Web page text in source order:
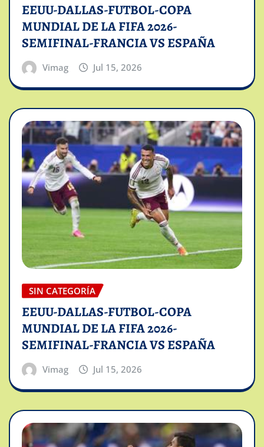
EEUU-DALLAS-FUTBOL-COPA
MUNDIAL DE LA FIFA 2026-
SEMIFINAL-FRANCIA VS ESPAÑA
Vimag Jul 15, 2026
SIN CATEGORÍA
EEUU-DALLAS-FUTBOL-COPA
MUNDIAL DE LA FIFA 2026-
SEMIFINAL-FRANCIA VS ESPAÑA
Vimag Jul 15, 2026